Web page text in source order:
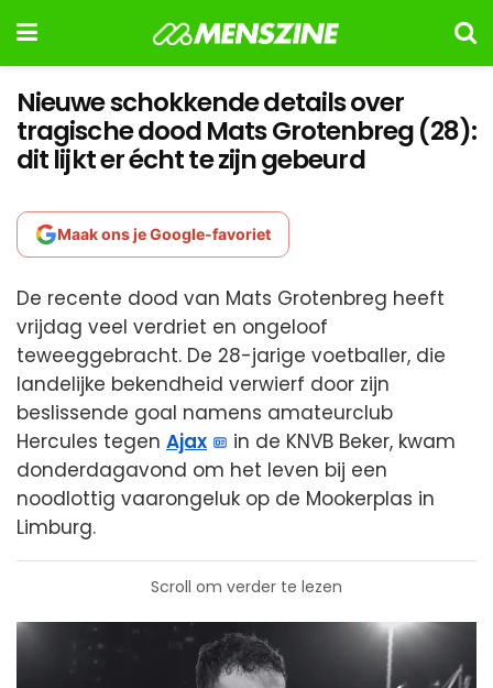
Nieuwe schokkende details over
tragische dood Mats Grotenbreg (28):
dit lijkt er écht te zijn gebeurd
Maak ons je Google-favoriet
De recente dood van Mats Grotenbreg heeft
vrijdag veel verdriet en ongeloof
teweeggebracht. De 28-jarige voetballer, die
landelijke bekendheid verwierf door zijn
beslissende goal namens amateurclub
Hercules tegen Ajax
in de KNVB Beker, kwam
donderdagavond om het leven bij een
noodlottig vaarongeluk op de Mookerplas in
Limburg.
Scroll om verder te lezen